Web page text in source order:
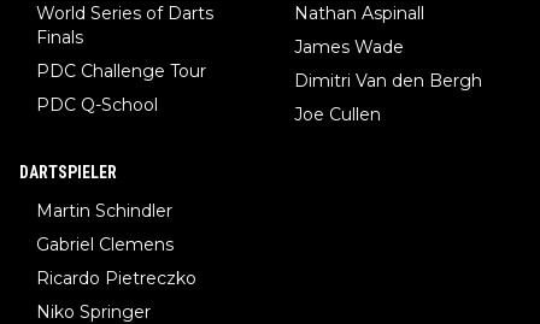
World Series of Darts
Finals
PDC Challenge Tour
PDC Q-School
Nathan Aspinall
James Wade
Dimitri Van den Bergh
Joe Cullen
DARTSPIELER
Martin Schindler
Gabriel Clemens
Ricardo Pietreczko
Niko Springer